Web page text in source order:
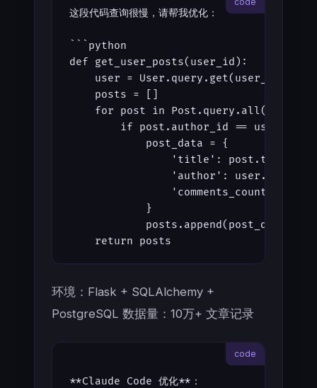
这段代码查询很慢，请帮我优化：
```python
def get_user_posts(user_id):
    user = User.query.get(user_id)
    posts = []
    for post in Post.query.all():
        if post.author_id == user_id:
            post_data = {
                'title': post.title,
'author':
'comments_count':
            }
            posts.append(post_data)
    return posts
环境：Flask + SQLAlchemy +
PostgreSQL 数据量：10万+ 文章记录
**Claude Code 优化**：